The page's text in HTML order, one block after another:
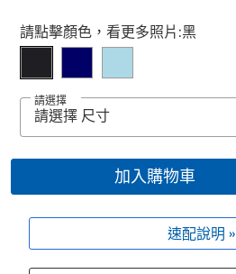
Select product
請點擊顏色，看更多照片:黑
請選擇
加入購物車
速配說明 »